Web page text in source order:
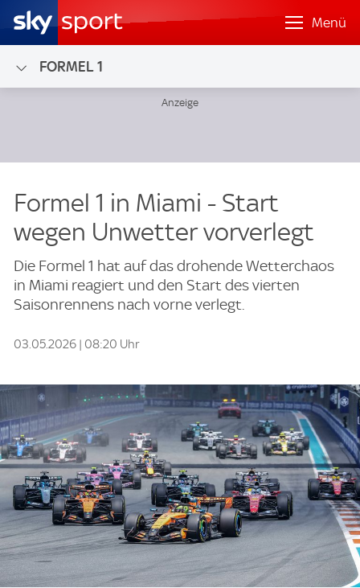
Menü
FORMEL 1
Formel 1 in Miami - Start
wegen Unwetter vorverlegt
Die Formel 1 hat auf das drohende Wetterchaos
in Miami reagiert und den Start des vierten
Saisonrennens nach vorne verlegt.
03.05.2026 | 08:20 Uhr